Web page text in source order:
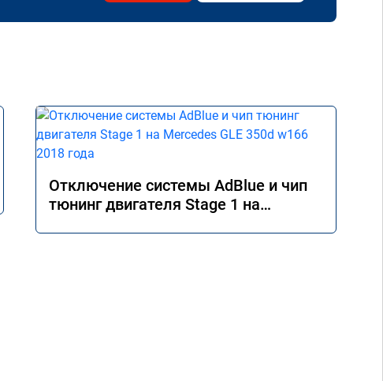
Отключение системы AdBlue и чип
тюнинг двигателя Stage 1 на